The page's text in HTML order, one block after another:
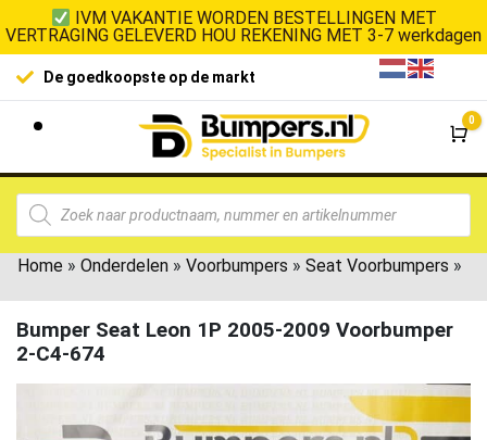
IVM VAKANTIE WORDEN BESTELLINGEN MET
VERTRAGING GELEVERD HOU REKENING MET 3-7 werkdagen
De goedkoopste op de markt
0
Home » Onderdelen » Voorbumpers » Seat Voorbumpers »
Bumper Seat Leon 1P 2005-2009 Voorbumper
2-C4-674